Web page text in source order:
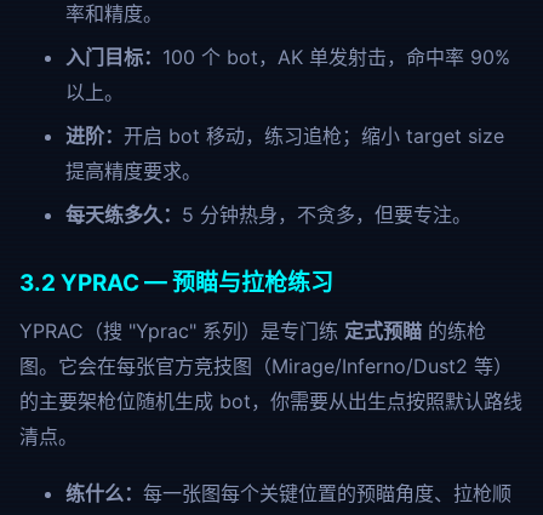
率和精度。
入门目标： 100 个 bot，AK 单发射击，命中率 90%
以上。
进阶： 开启 bot 移动，练习追枪；缩小 target size
提高精度要求。
每天练多久： 5 分钟热身，不贪多，但要专注。
3.2 YPRAC — 预瞄与拉枪练习
YPRAC（搜 "Yprac" 系列）是专门练 定式预瞄 的练枪
图。它会在每张官方竞技图（Mirage/Inferno/Dust2 等）
的主要架枪位随机生成 bot，你需要从出生点按照默认路线
清点。
练什么： 每一张图每个关键位置的预瞄角度、拉枪顺